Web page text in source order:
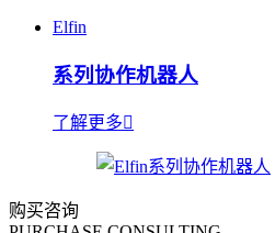
Elfin
系列协作机器人
了解更多
购买咨询